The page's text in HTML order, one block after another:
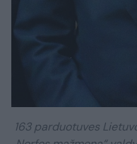
163 parduotuves